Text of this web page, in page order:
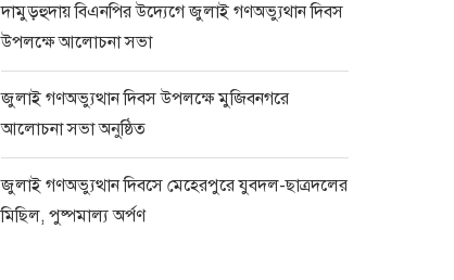
দামুড়হুদায় বিএনপির উদ্যেগে জুলাই গণঅভ্যুথান দিবস
উপলক্ষে আলোচনা সভা
জুলাই গণঅভ্যুত্থান দিবস উপলক্ষে মুজিবনগরে
আলোচনা সভা অনুষ্ঠিত
জুলাই গণঅভ্যুত্থান দিবসে মেহেরপুরে যুবদল-ছাত্রদলের
মিছিল, পুষ্পমাল্য অর্পণ